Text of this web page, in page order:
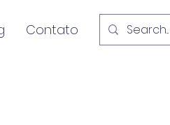
Contato